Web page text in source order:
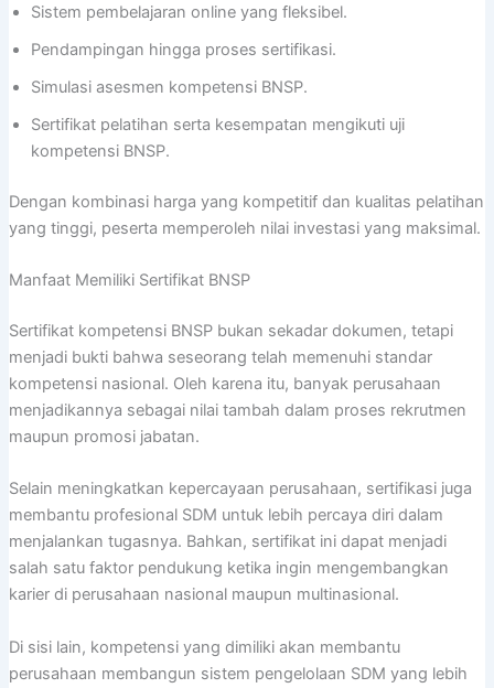
Sistem pembelajaran online yang fleksibel.
Pendampingan hingga proses sertifikasi.
Simulasi asesmen kompetensi BNSP.
Sertifikat pelatihan serta kesempatan mengikuti uji
kompetensi BNSP.
Dengan kombinasi harga yang kompetitif dan kualitas pelatihan
yang tinggi, peserta memperoleh nilai investasi yang maksimal.
Manfaat Memiliki Sertifikat BNSP
Sertifikat kompetensi BNSP bukan sekadar dokumen, tetapi
menjadi bukti bahwa seseorang telah memenuhi standar
kompetensi nasional. Oleh karena itu, banyak perusahaan
menjadikannya sebagai nilai tambah dalam proses rekrutmen
maupun promosi jabatan.
Selain meningkatkan kepercayaan perusahaan, sertifikasi juga
membantu profesional SDM untuk lebih percaya diri dalam
menjalankan tugasnya. Bahkan, sertifikat ini dapat menjadi
salah satu faktor pendukung ketika ingin mengembangkan
karier di perusahaan nasional maupun multinasional.
Di sisi lain, kompetensi yang dimiliki akan membantu
perusahaan membangun sistem pengelolaan SDM yang lebih